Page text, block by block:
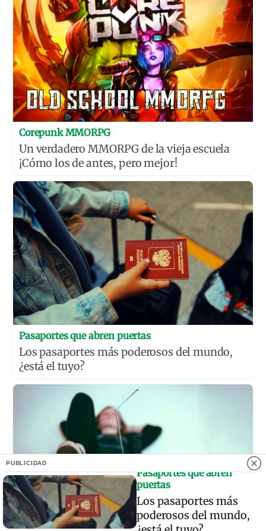
Corepunk MMORPG
Un verdadero MMORPG de la vieja escuela
¡Cómo los de antes, pero mejor!
Pasaportes que abren puertas
Los pasaportes más poderosos del mundo,
¿está el tuyo?
PUBLICIDAD
Pasaportes que abren
puertas
Los pasaportes más
poderosos del mundo,